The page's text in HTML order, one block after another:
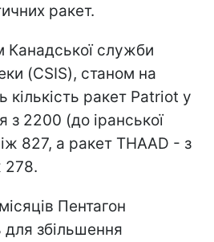
ракет.
Канадської служби
(CSIS), станом на
ракет Patriot у
з 2200 (до іранської
827, а ракет THAAD - з
278.
Пентагон
збільшення